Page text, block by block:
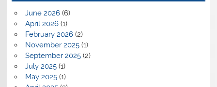
June 2026(6)
April 2026(1)
February 2026(2)
November 2025(1)
September 2025(2)
July 2025(1)
May 2025(1)